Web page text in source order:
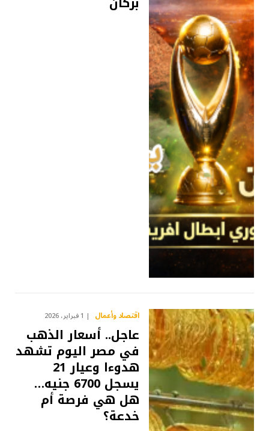
اقتصاد وأعمال 1 فبراير، 2026
عاجل.. أسعار الذهب
في مصر اليوم تشهد
هدوءا وعيار 21
يسجل 6700 جنيه…
هل هي فرصة أم
خدعة؟